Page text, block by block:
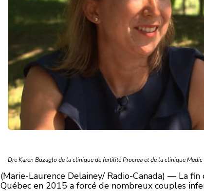
Dre Karen Buzaglo de la clinique de fertilité Procrea et de la clinique Medic
(Marie-Laurence Delainey/ Radio-Canada) — La
Québec en 2015 a forcé de nombreux couples